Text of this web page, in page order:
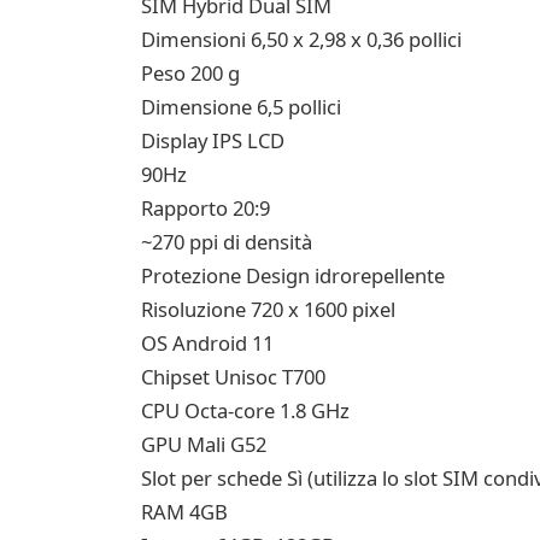
Dimensioni 6,50 x 2,98 x 0,36 pollici
Peso 200 g
Dimensione 6,5 pollici
Display IPS LCD
90Hz
Rapporto 20:9
~270 ppi di densità
Protezione Design idrorepellente
Risoluzione 720 x 1600 pixel
OS Android 11
Chipset Unisoc T700
CPU Octa-core 1.8 GHz
GPU Mali G52
Slot per schede Sì (utilizza lo slot SIM
RAM 4GB